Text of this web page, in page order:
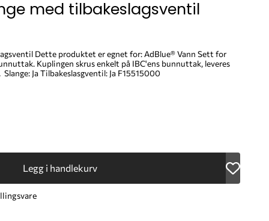
med tilbakeslagsventil
Vann Sett for
bunnuttak, leveres
med slange og tilbakeslagsventil. Slange: Ja Tilbakeslasgventil: Ja F15515000
Legg i handlekurv